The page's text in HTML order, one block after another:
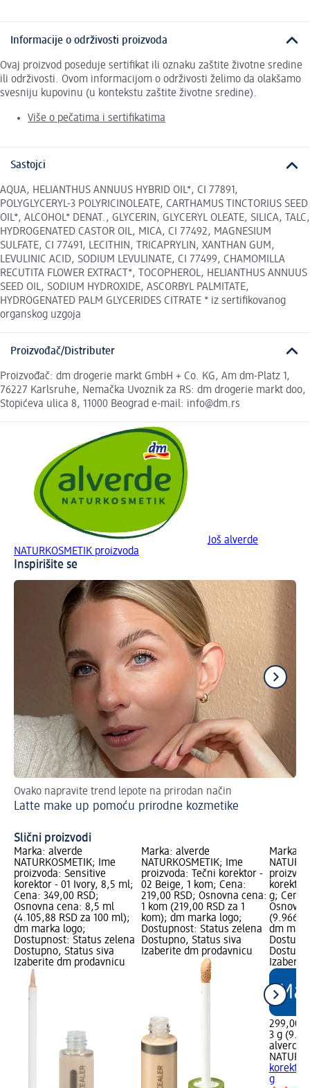
Informacije o održivosti proizvoda
Ovaj proizvod poseduje sertifikat ili oznaku zaštite životne sredine
ili održivosti. Ovom informacijom o održivosti želimo da olakšamo
svesniju kupovinu (u kontekstu zaštite životne sredine).
Više o pečatima i sertifikatima
Sastojci
AQUA, HELIANTHUS ANNUUS HYBRID OIL*, CI 77891,
POLYGLYCERYL-3 POLYRICINOLEATE, CARTHAMUS TINCTORIUS SEED
OIL*, ALCOHOL* DENAT., GLYCERIN, GLYCERYL OLEATE, SILICA, TALC,
HYDROGENATED CASTOR OIL, MICA, CI 77492, MAGNESIUM
SULFATE, CI 77491, LECITHIN, TRICAPRYLIN, XANTHAN GUM,
LEVULINIC ACID, SODIUM LEVULINATE, CI 77499, CHAMOMILLA
RECUTITA FLOWER EXTRACT*, TOCOPHEROL, HELIANTHUS ANNUUS
SEED OIL, SODIUM HYDROXIDE, ASCORBYL PALMITATE,
HYDROGENATED PALM GLYCERIDES CITRATE * iz sertifikovanog
organskog uzgoja
Proizvođač/Distributer
Proizvođač: dm drogerie markt GmbH + Co. KG, Am dm-Platz 1,
76227 Karlsruhe, Nemačka Uvoznik za RS: dm drogerie markt doo,
Stopićeva ulica 8, 11000 Beograd e-mail: info@dm.rs
Još alverde
NATURKOSMETIK proizvoda
Inspirišite se
Ovako napravite trend lepote na prirodan način
Latte make up pomoću prirodne kozmetike
Slični proizvodi
Marka: alverde
NATURKOSMETIK; Ime
proizvoda: Sensitive
korektor - 01 Ivory, 8,5 ml;
Cena: 349,00 RSD;
Osnovna cena: 8,5 ml
(4.105,88 RSD za 100 ml);
dm marka logo;
Dostupnost: Status zelena
Dostupno, Status siva
Izaberite dm prodavnicu
Marka: alverde
NATURKOSMETIK; Ime
proizvoda: Tečni korektor -
02 Beige, 1 kom; Cena:
219,00 RSD; Osnovna cena:
1 kom (219,00 RSD za 1
kom); dm marka logo;
Dostupnost: Status zelena
Dostupno, Status siva
Izaberite dm prodavnicu
Marka:
korektor
g; Cena:
dm
299,00
3 g
alverde
korektor
g